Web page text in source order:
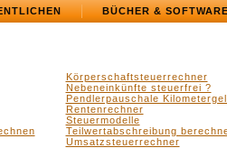
BÜCHER &
Körperschaftsteuerrechner
Nebeneinkünfte steuerfrei ?
Pendlerpauschale
Rentenrechner
Steuermodelle
Teilwertabschreibung
Umsatzsteuerrechner